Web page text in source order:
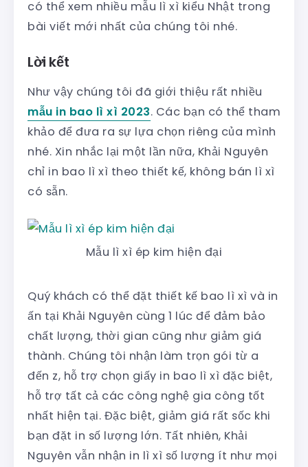
có thể xem nhiều mẫu lì xì kiểu Nhật trong
bài viết mới nhất của chúng tôi nhé.
Lời kết
Như vậy chúng tôi đã giới thiệu rất nhiều
mẫu in bao lì xì 2023. Các bạn có thể tham
khảo để đưa ra sự lựa chọn riêng của mình
nhé. Xin nhắc lại một lần nữa, Khải Nguyên
chỉ in bao lì xì theo thiết kế, không bán lì xì
có sẵn.
Mẫu lì xì ép kim hiện đại
Quý khách có thể đặt thiết kế bao lì xì và in
ấn tại Khải Nguyên cùng 1 lúc để đảm bảo
chất lượng, thời gian cũng như giảm giá
thành. Chúng tôi nhận làm trọn gói từ a
đến z, hỗ trợ chọn giấy in bao lì xì đặc biệt,
hỗ trợ tất cả các công nghệ gia công tốt
nhất hiện tại. Đặc biệt, giảm giá rất sốc khi
bạn đặt in số lượng lớn. Tất nhiên, Khải
Nguyên vẫn nhận in lì xì số lượng ít như mọi